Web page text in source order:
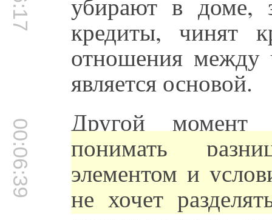
кредиты, чинят
отношения между
является основой.
00:06:39 Другой
понимать
элементом и
не хочет